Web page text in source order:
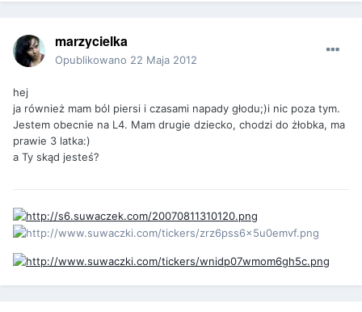
marzycielka
Opublikowano 22 Maja 2012
hej
ja również mam ból piersi i czasami napady głodu;)i nic poza tym.
Jestem obecnie na L4. Mam drugie dziecko, chodzi do żłobka, ma
prawie 3 latka:)
a Ty skąd jesteś?